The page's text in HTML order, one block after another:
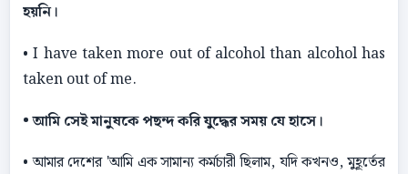
হয়নি।
• I have taken more out of alcohol than alcohol has
taken out of me.
• আমি সেই মানুষকে পছন্দ করি যুদ্ধের সময় যে হাসে।
• আমার দেশের 'আমি এক সামান্য কর্মচারী ছিলাম, যদি কখনও, মুহূর্তের